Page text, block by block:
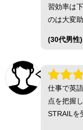
習効率は
のは大変
(30代男性)
仕事で英
点を把握
STRAILを